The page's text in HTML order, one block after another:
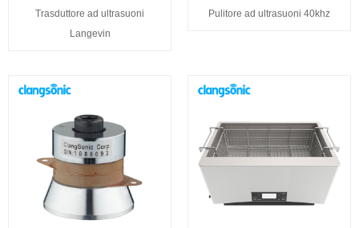
Trasduttore ad ultrasuoni
Langevin
Pulitore ad ultrasuoni 40khz